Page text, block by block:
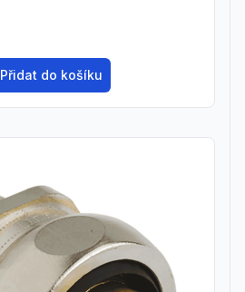
Přidat do košíku